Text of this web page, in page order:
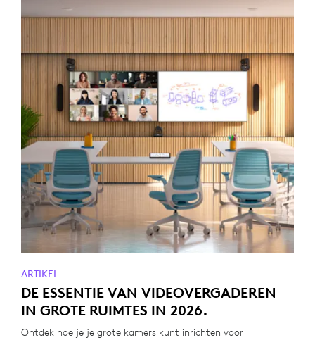
ARTIKEL
DE ESSENTIE VAN VIDEOVERGADEREN
IN GROTE RUIMTES IN 2026.
Ontdek hoe je je grote kamers kunt inrichten voor